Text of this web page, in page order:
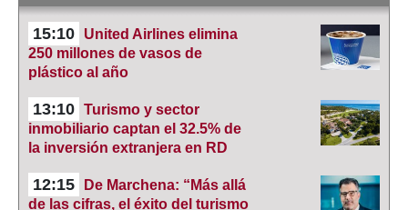
15:10
United Airlines elimina
250 millones de vasos de
plástico al año
13:10 Turismo y sector
inmobiliario captan el 32.5% de
la inversión extranjera en RD
12:15
De Marchena: “Más allá
de las cifras, el éxito del turismo